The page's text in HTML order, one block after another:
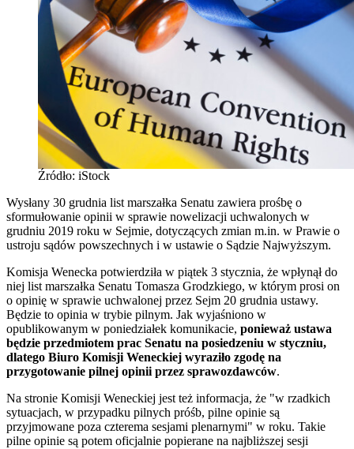
Źródło: iStock
Wysłany 30 grudnia list marszałka Senatu zawiera prośbę o
sformułowanie opinii w sprawie nowelizacji uchwalonych w
grudniu 2019 roku w Sejmie, dotyczących zmian m.in. w Prawie o
ustroju sądów powszechnych i w ustawie o Sądzie Najwyższym.
Komisja Wenecka potwierdziła w piątek 3 stycznia, że wpłynął do
niej list marszałka Senatu Tomasza Grodzkiego, w którym prosi on
o opinię w sprawie uchwalonej przez Sejm 20 grudnia ustawy.
Będzie to opinia w trybie pilnym. Jak wyjaśniono w
opublikowanym w poniedziałek komunikacie, ponieważ ustawa
będzie przedmiotem prac Senatu na posiedzeniu w styczniu,
dlatego Biuro Komisji Weneckiej wyraziło zgodę na
przygotowanie pilnej opinii przez sprawozdawców.
Na stronie Komisji Weneckiej jest też informacja, że "w rzadkich
sytuacjach, w przypadku pilnych próśb, pilne opinie są
przyjmowane poza czterema sesjami plenarnymi" w roku. Takie
pilne opinie są potem oficjalnie popierane na najbliższej sesji